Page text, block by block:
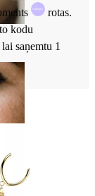
rotas.
kodu
saņemtu 1